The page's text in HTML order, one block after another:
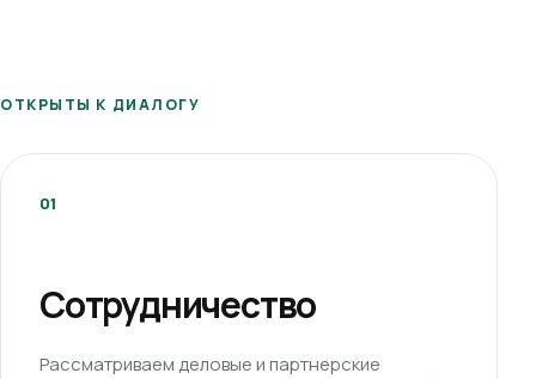
ОТКРЫТЫ К ДИАЛОГУ
01
Сотрудничество
Рассматриваем деловые и партнерские